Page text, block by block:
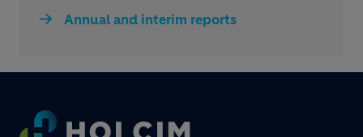
Annual and interim reports
Footer